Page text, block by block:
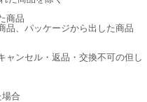
商品
品、パッケージから出した商品
ャンセル・返品・交換不可の但し
合